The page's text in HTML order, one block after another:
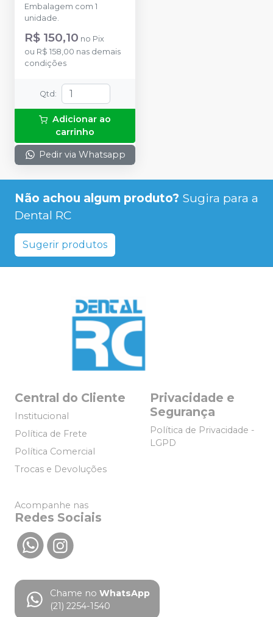
Embalagem com 1
unidade.
R$ 150,10 no Pix
ou R$ 158,00 nas demais
condições
Qtd :
Adicionar ao
carrinho
Pedir via Whatsapp
Não achou algum produto? Sugira para a
Dental RC
Sugerir produtos
Central do Cliente
Institucional
Política de Frete
Política Comercial
Trocas e Devoluções
Privacidade e
Segurança
Política de Privacidade -
LGPD
Acompanhe nas
Redes Sociais
Chame no WhatsApp
(21) 2254-1540